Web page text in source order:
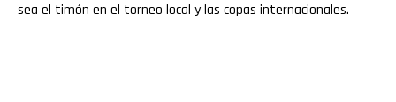
sea el timón en el torneo local y las copas internacionales.